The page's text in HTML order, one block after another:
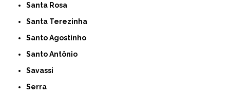
Santa Rosa
Santa Terezinha
Santo Agostinho
Santo Antônio
Savassi
Serra